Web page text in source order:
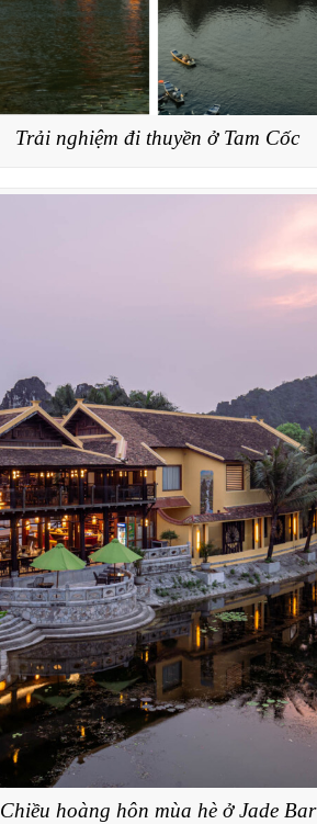
Trải nghiệm đi thuyền ở Tam Cốc
Chiều hoàng hôn mùa hè ở Jade Bar